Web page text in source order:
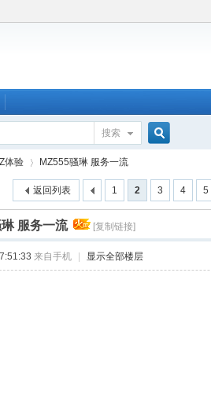
搜索
体验
›
MZ555骚琳 服务一流
1 2 3 4 5
返回列表
服务一流 [复制链接]
来自手机 显示全部楼层